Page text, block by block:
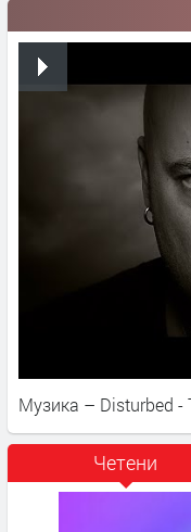
Музика – Disturbed -
Четени